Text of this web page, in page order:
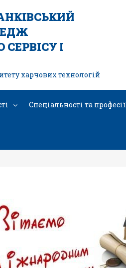
І
харчових технологій
Спеціальності та професії